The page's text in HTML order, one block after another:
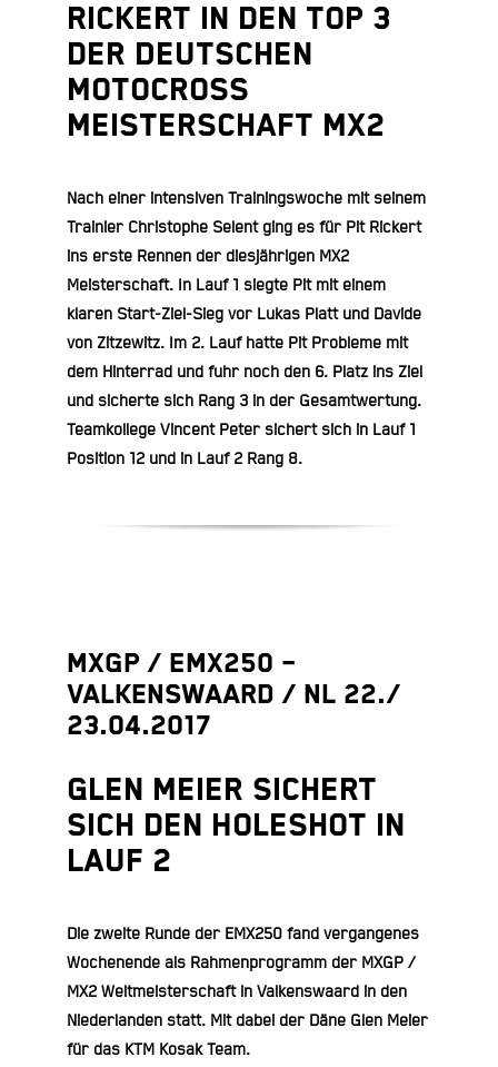
Rickert in den Top 3
der Deutschen
Motocross
Meisterschaft MX2
Nach einer intensiven Trainingswoche mit seinem
Trainier Christophe Selent ging es für Pit Rickert
ins erste Rennen der diesjährigen MX2
Meisterschaft. In Lauf 1 siegte Pit mit einem
klaren Start-Ziel-Sieg vor Lukas Platt und Davide
von Zitzewitz. Im 2. Lauf hatte Pit Probleme mit
dem Hinterrad und fuhr noch den 6. Platz ins Ziel
und sicherte sich Rang 3 in der Gesamtwertung.
Teamkollege Vincent Peter sichert sich in Lauf 1
Position 12 und in Lauf 2 Rang 8.
MXGP / EMX250 –
Valkenswaard / NL 22./
23.04.2017
Glen Meier sichert
sich den Holeshot in
Lauf 2
Die zweite Runde der EMX250 fand vergangenes
Wochenende als Rahmenprogramm der MXGP /
MX2 Weltmeisterschaft in Valkenswaard in den
Niederlanden statt. Mit dabei der Däne Glen Meier
für das KTM Kosak Team.